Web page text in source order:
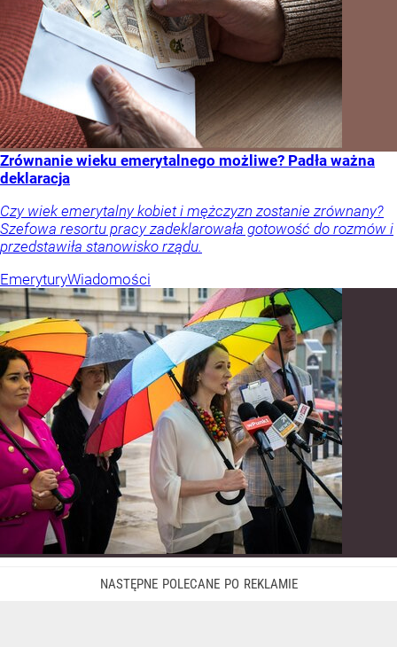
Zrównanie wieku emerytalnego możliwe? Padła ważna
deklaracja
Czy wiek emerytalny kobiet i mężczyzn zostanie zrównany?
Szefowa resortu pracy zadeklarowała gotowość do rozmów i
przedstawiła stanowisko rządu.
EmeryturyWiadomości